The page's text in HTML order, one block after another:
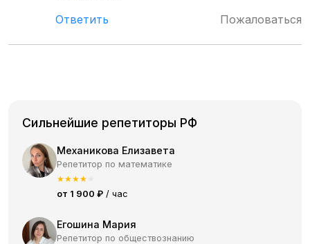
Ответить
Пожаловаться
Сильнейшие репетиторы РФ
Механикова Елизавета
Репетитор по математике
★★★★
от 1 900 ₽ / час
Егошина Мария
Репетитор по обществознанию